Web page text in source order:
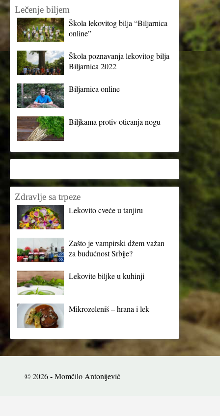
Lečenje biljem
Škola lekovitog bilja “Biljarnica
online”
Škola poznavanja lekovitog bilja
Biljarnica 2022
Biljarnica online
Biljkama protiv oticanja nogu
Zdravlje sa trpeze
Lekovito cveće u tanjiru
Zašto je vampirski džem važan
za budućnost Srbije?
Lekovite biljke u kuhinji
Mikrozeleniš – hrana i lek
© 2026 - Momčilo Antonijević